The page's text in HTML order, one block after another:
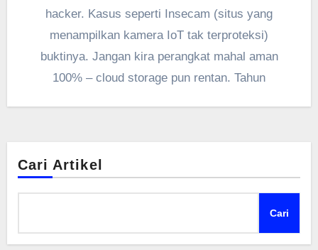
hacker. Kasus seperti Insecam (situs yang
menampilkan kamera IoT tak terproteksi)
buktinya. Jangan kira perangkat mahal aman
100% – cloud storage pun rentan. Tahun
Cari Artikel
Cari